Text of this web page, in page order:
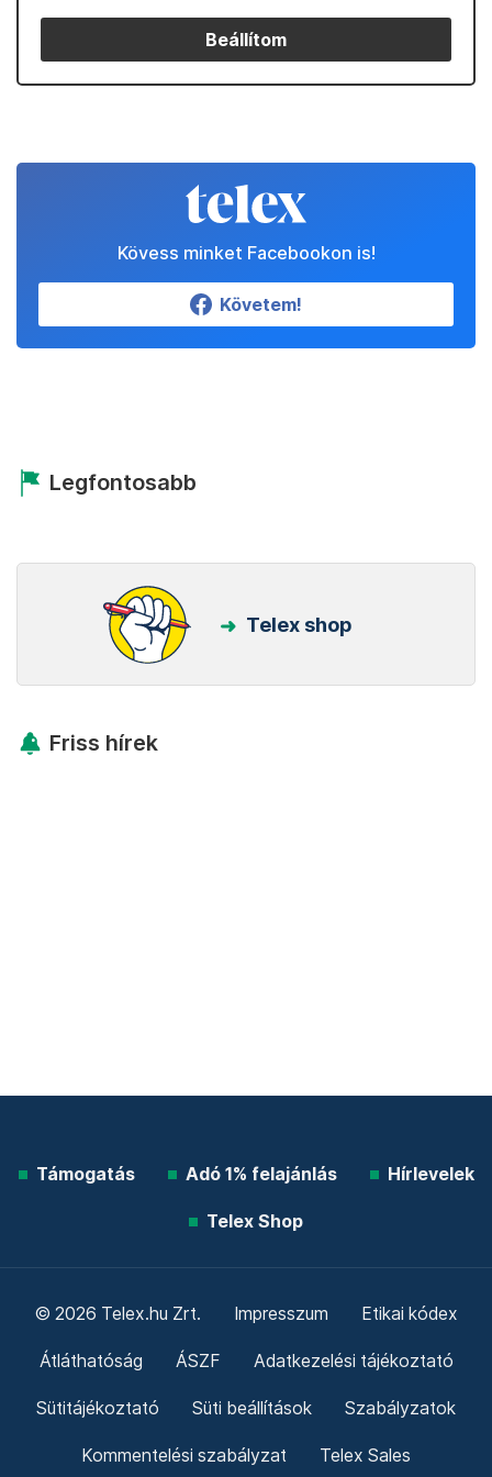
Beállítom
Kövess minket Facebookon is!
Követem!
Legfontosabb
Telex shop
Friss hírek
Támogatás Adó 1% felajánlás Hírlevelek
Telex Shop
© 2026 Telex.hu Zrt. Impresszum Etikai kódex
Átláthatóság ÁSZF Adatkezelési tájékoztató
Sütitájékoztató Süti beállítások Szabályzatok
Kommentelési szabályzat Telex Sales